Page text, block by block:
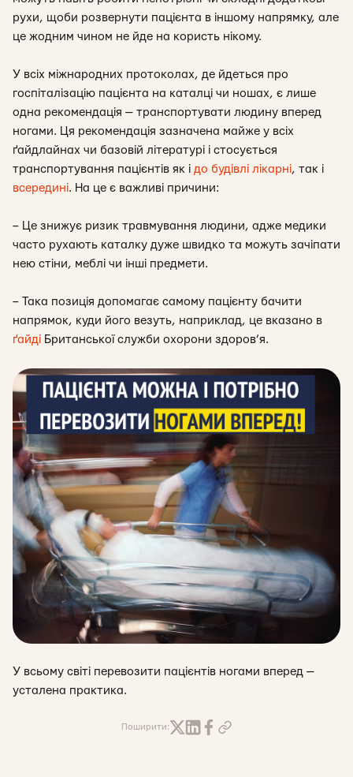
рухи, щоби розвернути пацієнта в іншому напрямку, але
це жодним чином не йде на користь нікому.
У всіх міжнародних протоколах, де йдеться про
госпіталізацію пацієнта на каталці чи ношах, є лише
одна рекомендація — транспортувати людину вперед
ногами. Ця рекомендація зазначена майже у всіх
ґайдлайнах чи базовій літературі і стосується
транспортування пацієнтів як і до будівлі лікарні, так і
всередині. На це є важливі причини:
– Це знижує ризик травмування людини, адже медики
часто рухають каталку дуже швидко та можуть зачіпати
нею стіни, меблі чи інші предмети.
– Така позиція допомагає самому пацієнту бачити
напрямок, куди його везуть, наприклад, це вказано в
ґайді Британської служби охорони здоров’я.
У всьому світі перевозити пацієнтів ногами вперед —
усталена практика.
Поширити: